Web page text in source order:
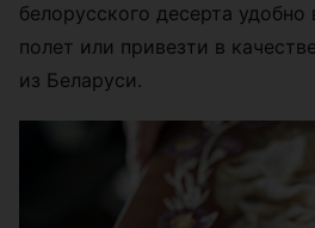
белорусского десерта удобно
полет или привезти в
из Беларуси.